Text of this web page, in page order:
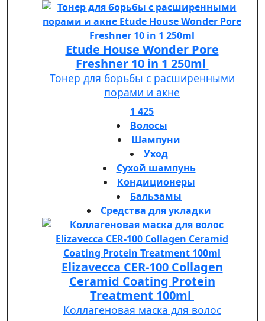
Etude House Wonder Pore
Freshner 10 in 1 250ml
Тонер для борьбы с расширенными
порами и акне
1 425
Волосы
Шампуни
Уход
Сухой шампунь
Кондиционеры
Бальзамы
Средства для укладки
Elizavecca CER-100 Collagen
Ceramid Coating Protein
Treatment 100ml
Коллагеновая маска для волос